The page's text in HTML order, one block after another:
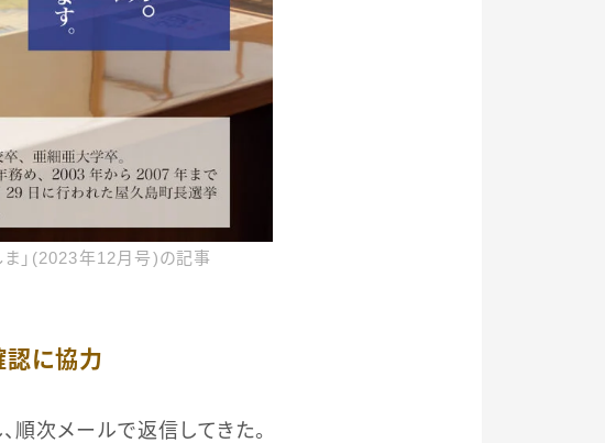
ま」(2023年12月号)の記事
認に協力
順次メールで返信してきた。